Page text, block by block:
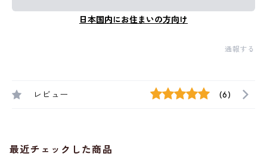
日本国内にお住まいの方向け
通報する
レビュー (6)
最近チェックした商品